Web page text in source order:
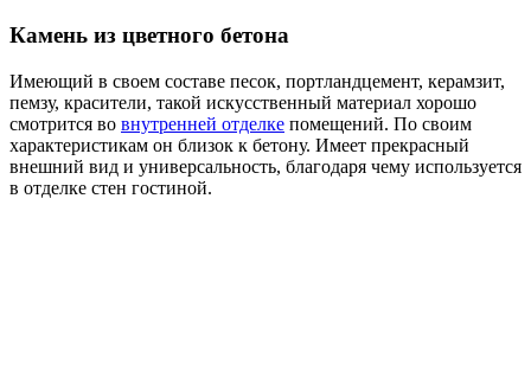
Камень из цветного бетона
Имеющий в своем составе песок, портландцемент, керамзит,
пемзу, красители, такой искусственный материал хорошо
смотрится во внутренней отделке помещений. По своим
характеристикам он близок к бетону. Имеет прекрасный
внешний вид и универсальность, благодаря чему используется
в отделке стен гостиной.